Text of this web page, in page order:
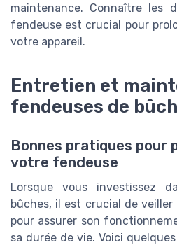
maintenance. Connaître les
fendeuse est crucial pour
votre appareil.
Entretien et
fendeuses de
Bonnes pratiques pour
votre fendeuse
Lorsque vous investissez
bûches, il est crucial de
pour assurer son
sa durée de vie. Voici